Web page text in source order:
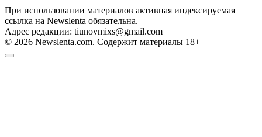
При использовании материалов активная индексируемая
ссылка на Newslenta обязательна.
Адрес редакции: tiunovmixs@gmail.com
© 2026 Newslenta.com. Содержит материалы 18+